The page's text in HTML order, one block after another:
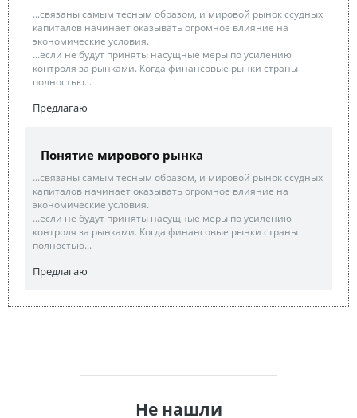
...связаны самым тесным образом, и мировой рынок ссудных
капиталов начинает оказывать огромное влияние на
экономические условия.
...если не будут приняты насущные меры по усилению
контроля за рынками. Когда финансовые рынки страны
полностью...
Предлагаю
Понятие мирового рынка
...связаны самым тесным образом, и мировой рынок ссудных
капиталов начинает оказывать огромное влияние на
экономические условия.
...если не будут приняты насущные меры по усилению
контроля за рынками. Когда финансовые рынки страны
полностью...
Предлагаю
Не нашли